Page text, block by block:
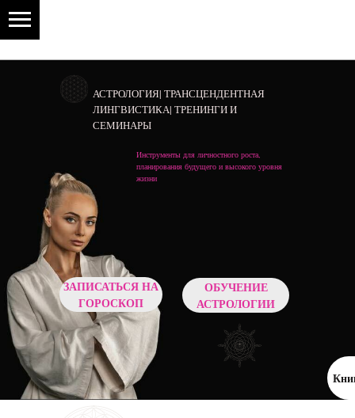
АСТРОЛОГИЯ| ТРАНСЦЕНДЕНТНАЯ
ЛИНГВИСТИКА| ТРЕНИНГИ И
СЕМИНАРЫ
ЗАПИСАТЬСЯ НА
ГОРОСКОП
ОБУЧЕНИЕ
АСТРОЛОГИИ
Инструменты для личностного роста,
планирования будущего и высокого уровня
жизни